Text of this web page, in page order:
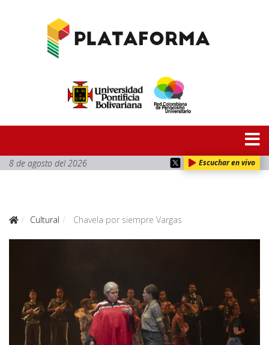
8 de agosto del 2026 Escuchar en vivo
Cultural Chavela por siempre Vargas